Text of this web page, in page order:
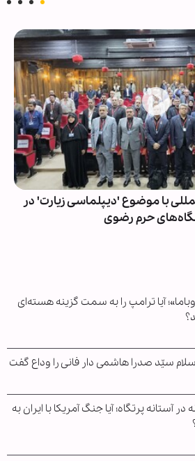
با موضوع 'دیپلماسی زیارت' در
حرم رضوی
آیا ترامپ را به سمت گزینه هسته‌ای
سیّد صدرا هاشمی دار فانی را وداع گفت
در آستانه پرتگاه؛ آیا جنگ آمریکا با ایران به